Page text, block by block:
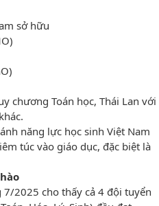
sở hữu
chương Toán học, Thái Lan với
năng lực học sinh Việt Nam
túc vào giáo dục, đặc biệt là
2025 cho thấy cả 4 đội tuyển